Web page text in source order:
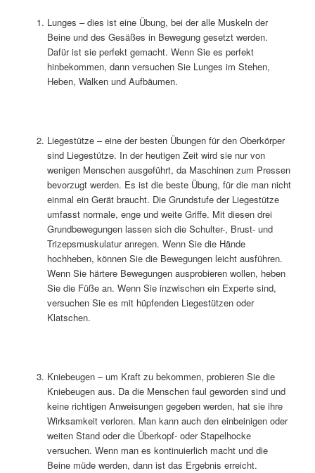
Lunges – dies ist eine Übung, bei der alle Muskeln der
Beine und des Gesäßes in Bewegung gesetzt werden.
Dafür ist sie perfekt gemacht. Wenn Sie es perfekt
hinbekommen, dann versuchen Sie Lunges im Stehen,
Heben, Walken und Aufbäumen.
Liegestütze – eine der besten Übungen für den Oberkörper
sind Liegestütze. In der heutigen Zeit wird sie nur von
wenigen Menschen ausgeführt, da Maschinen zum Pressen
bevorzugt werden. Es ist die beste Übung, für die man nicht
einmal ein Gerät braucht. Die Grundstufe der Liegestütze
umfasst normale, enge und weite Griffe. Mit diesen drei
Grundbewegungen lassen sich die Schulter-, Brust- und
Trizepsmuskulatur anregen. Wenn Sie die Hände
hochheben, können Sie die Bewegungen leicht ausführen.
Wenn Sie härtere Bewegungen ausprobieren wollen, heben
Sie die Füße an. Wenn Sie inzwischen ein Experte sind,
versuchen Sie es mit hüpfenden Liegestützen oder
Klatschen.
Kniebeugen – um Kraft zu bekommen, probieren Sie die
Kniebeugen aus. Da die Menschen faul geworden sind und
keine richtigen Anweisungen gegeben werden, hat sie ihre
Wirksamkeit verloren. Man kann auch den einbeinigen oder
weiten Stand oder die Überkopf- oder Stapelhocke
versuchen. Wenn man es kontinuierlich macht und die
Beine müde werden, dann ist das Ergebnis erreicht.